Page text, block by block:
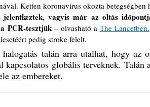
Ketten koronavírus okozta betegségben
vagyis már az oltás
PCR-tesztjük – olvasható a The Lancetben.
pedig stroke felelt.
kapcsolatos globális terveknek. Talán
az embereket.